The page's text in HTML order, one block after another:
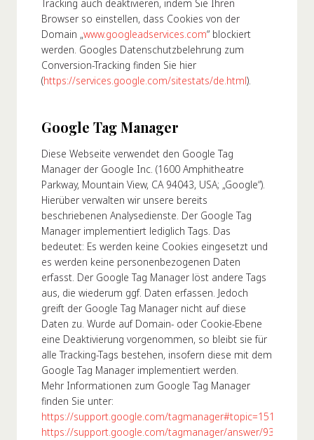
Tracking auch deaktivieren, indem Sie Ihren
Browser so einstellen, dass Cookies von der
Domain „www.googleadservices.com“ blockiert
werden. Googles Datenschutzbelehrung zum
Conversion-Tracking finden Sie hier
(https://services.google.com/sitestats/de.html).
Google Tag Manager
Diese Webseite verwendet den Google Tag
Manager der Google Inc. (1600 Amphitheatre
Parkway, Mountain View, CA 94043, USA; „Google“).
Hierüber verwalten wir unsere bereits
beschriebenen Analysedienste. Der Google Tag
Manager implementiert lediglich Tags. Das
bedeutet: Es werden keine Cookies eingesetzt und
es werden keine personenbezogenen Daten
erfasst. Der Google Tag Manager löst andere Tags
aus, die wiederum ggf. Daten erfassen. Jedoch
greift der Google Tag Manager nicht auf diese
Daten zu. Wurde auf Domain- oder Cookie-Ebene
eine Deaktivierung vorgenommen, so bleibt sie für
alle Tracking-Tags bestehen, insofern diese mit dem
Google Tag Manager implementiert werden.
Mehr Informationen zum Google Tag Manager
finden Sie unter:
https://support.google.com/tagmanager#topic=15191151
https://support.google.com/tagmanager/answer/9323295?